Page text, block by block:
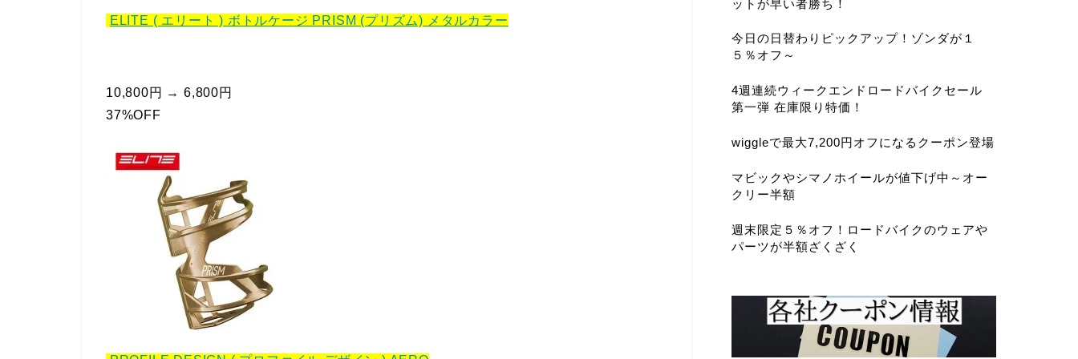
ELITE ( エリート ) ボトルケージ PRISM (プリズム) メタルカラー
10,800円 → 6,800円
37%OFF
ットが早い者勝ち！
今日の日替わりピックアップ！ゾンダが１
５％オフ～
4週連続ウィークエンドロードバイクセール
第一弾 在庫限り特価！
wiggleで最大7,200円オフになるクーポン登場
マビックやシマノホイールが値下げ中～オー
クリー半額
週末限定５％オフ！ロードバイクのウェアや
パーツが半額ざくざく